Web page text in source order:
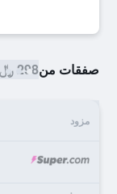
صفقات من298 ﷼
مزود